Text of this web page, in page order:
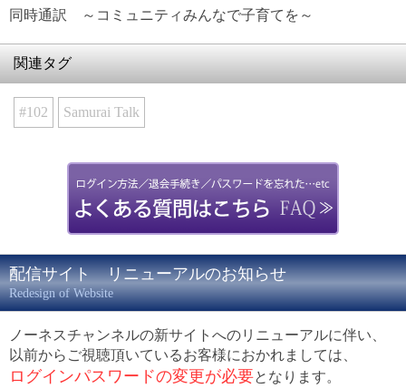
同時通訳 ～コミュニティみんなで子育てを～
関連タグ
#102 Samurai Talk
配信サイト リニューアルのお知らせ
Redesign of Website
ノーネスチャンネルの新サイトへのリニューアルに伴い、
以前からご視聴頂いているお客様におかれましては、
ログインパスワードの変更が必要となります。